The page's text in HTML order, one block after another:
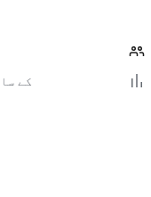
4.5.33